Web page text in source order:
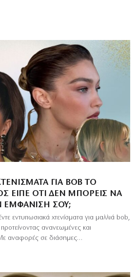
ΓΙΑ BOB ΤΟ
ΕΊΠΕ ΌΤΙ ΔΕΝ ΜΠΟΡΕΊΣ ΝΑ
ΕΜΦΆΝΙΣΉ ΣΟΥ;
εντυπωσιακά χτενίσματα για μαλλιά bob,
προτείνοντας ανανεωμένες και
Με αναφορές σε διάσημες…